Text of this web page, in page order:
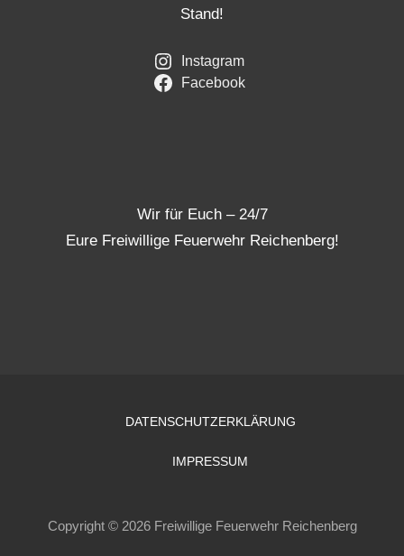
Stand!
Instagram
Facebook
Wir für Euch – 24/7
Eure Freiwillige Feuerwehr Reichenberg!
DATENSCHUTZERKLÄRUNG
IMPRESSUM
Copyright © 2026 Freiwillige Feuerwehr Reichenberg